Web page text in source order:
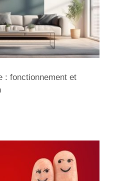
: fonctionnement et